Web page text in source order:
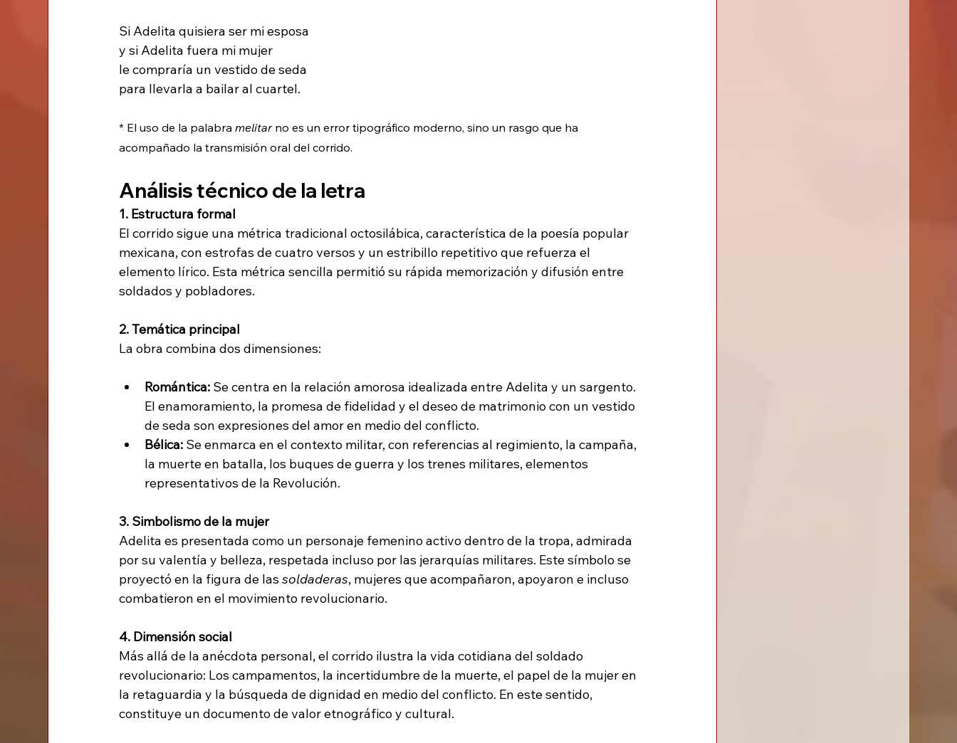
Si Adelita quisiera ser mi esposa
y si Adelita fuera mi mujer
le compraría un vestido de seda
para llevarla a bailar al cuartel.
* El uso de la palabra melitar no es un error tipográfico moderno, sino un rasgo que ha
acompañado la transmisión oral del corrido.
Análisis técnico de la letra
1. Estructura formal
El corrido sigue una métrica tradicional octosilábica, característica de la poesía popular
mexicana, con estrofas de cuatro versos y un estribillo repetitivo que refuerza el
elemento lírico. Esta métrica sencilla permitió su rápida memorización y difusión entre
soldados y pobladores.
2. Temática principal
La obra combina dos dimensiones:
Romántica: Se centra en la relación amorosa idealizada entre Adelita y un sargento.
El enamoramiento, la promesa de fidelidad y el deseo de matrimonio con un vestido
de seda son expresiones del amor en medio del conflicto.
Bélica: Se enmarca en el contexto militar, con referencias al regimiento, la campaña,
la muerte en batalla, los buques de guerra y los trenes militares, elementos
representativos de la Revolución.
3. Simbolismo de la mujer
Adelita es presentada como un personaje femenino activo dentro de la tropa, admirada
por su valentía y belleza, respetada incluso por las jerarquías militares. Este símbolo se
proyectó en la figura de las soldaderas, mujeres que acompañaron, apoyaron e incluso
combatieron en el movimiento revolucionario.
4. Dimensión social
Más allá de la anécdota personal, el corrido ilustra la vida cotidiana del soldado
revolucionario: Los campamentos, la incertidumbre de la muerte, el papel de la mujer en
la retaguardia y la búsqueda de dignidad en medio del conflicto. En este sentido,
constituye un documento de valor etnográfico y cultural.